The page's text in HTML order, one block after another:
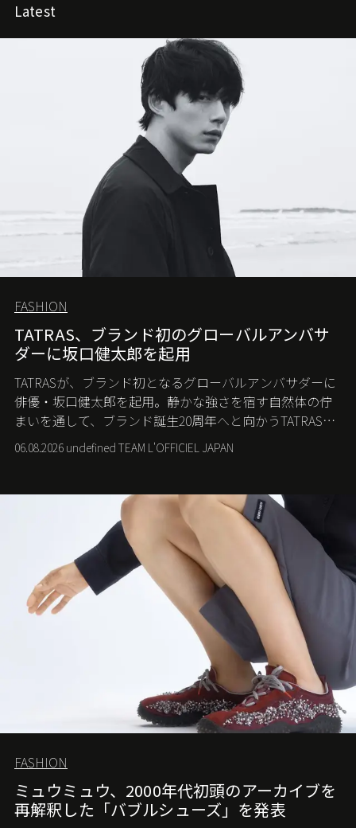
Latest
FASHION
TATRAS、ブランド初のグローバルアンバサ
ダーに坂口健太郎を起用
TATRASが、ブランド初となるグローバルアンバサダーに
俳優・坂口健太郎を起用。静かな強さを宿す自然体の佇
まいを通して、ブランド誕生20周年へと向かうTATRASの
新たなストーリーを発信する。
06.08.2026 undefined TEAM L'OFFICIEL JAPAN
FASHION
ミュウミュウ、2000年代初頭のアーカイブを
再解釈した「バブルシューズ」を発表